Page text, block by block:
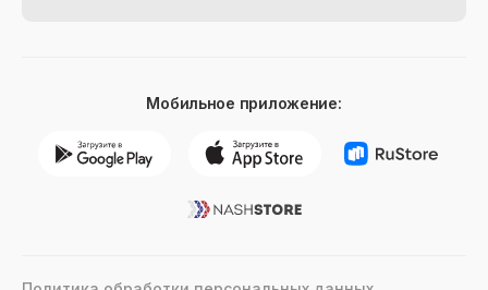
Мобильное приложение: